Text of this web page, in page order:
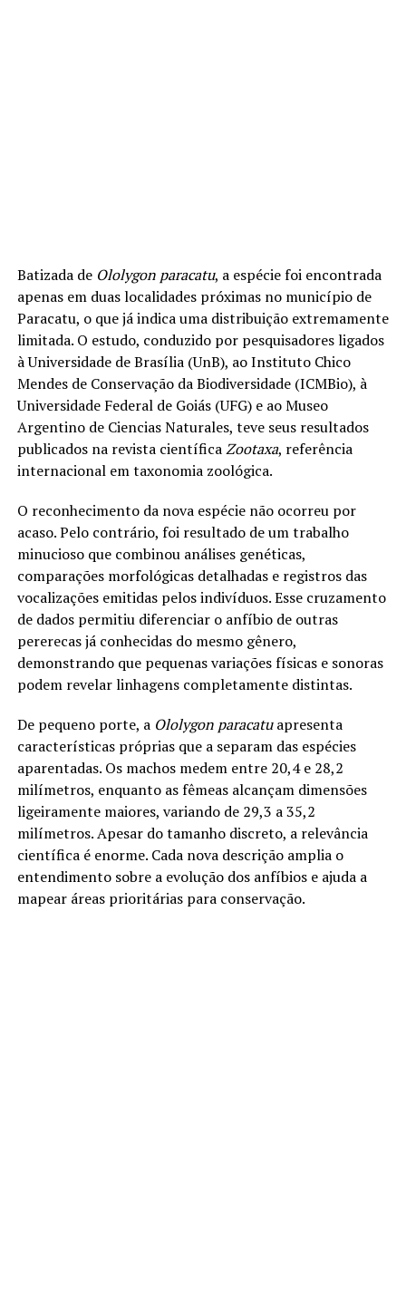
Batizada de Ololygon paracatu, a espécie foi encontrada
apenas em duas localidades próximas no município de
Paracatu, o que já indica uma distribuição extremamente
limitada. O estudo, conduzido por pesquisadores ligados
à Universidade de Brasília (UnB), ao Instituto Chico
Mendes de Conservação da Biodiversidade (ICMBio), à
Universidade Federal de Goiás (UFG) e ao Museo
Argentino de Ciencias Naturales, teve seus resultados
publicados na revista científicaZootaxa, referência
internacional em taxonomia zoológica.
O reconhecimento da nova espécie não ocorreu por
acaso. Pelo contrário, foi resultado de um trabalho
minucioso que combinou análises genéticas,
comparações morfológicas detalhadas e registros das
vocalizações emitidas pelos indivíduos. Esse cruzamento
de dados permitiu diferenciar o anfíbio de outras
pererecas já conhecidas do mesmo gênero,
demonstrando que pequenas variações físicas e sonoras
podem revelar linhagens completamente distintas.
De pequeno porte, a Ololygon paracatuapresenta
características próprias que a separam das espécies
aparentadas. Os machos medem entre 20,4 e 28,2
milímetros, enquanto as fêmeas alcançam dimensões
ligeiramente maiores, variando de 29,3 a 35,2
milímetros. Apesar do tamanho discreto, a relevância
científica é enorme. Cada nova descrição amplia o
entendimento sobre a evolução dos anfíbios e ajuda a
mapear áreas prioritárias para conservação.